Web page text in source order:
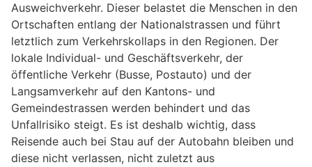
Ausweichverkehr. Dieser belastet die Menschen in den
Ortschaften entlang der Nationalstrassen und führt
letztlich zum Verkehrskollaps in den Regionen. Der
lokale Individual- und Geschäftsverkehr, der
öffentliche Verkehr (Busse, Postauto) und der
Langsamverkehr auf den Kantons- und
Gemeindestrassen werden behindert und das
Unfallrisiko steigt. Es ist deshalb wichtig, dass
Reisende auch bei Stau auf der Autobahn bleiben und
diese nicht verlassen, nicht zuletzt aus